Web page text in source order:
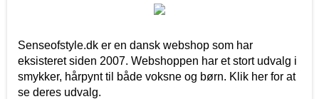
Senseofstyle.dk er en dansk webshop som har
eksisteret siden 2007. Webshoppen har et stort udvalg i
smykker, hårpynt til både voksne og børn. Klik her for at
se deres udvalg.